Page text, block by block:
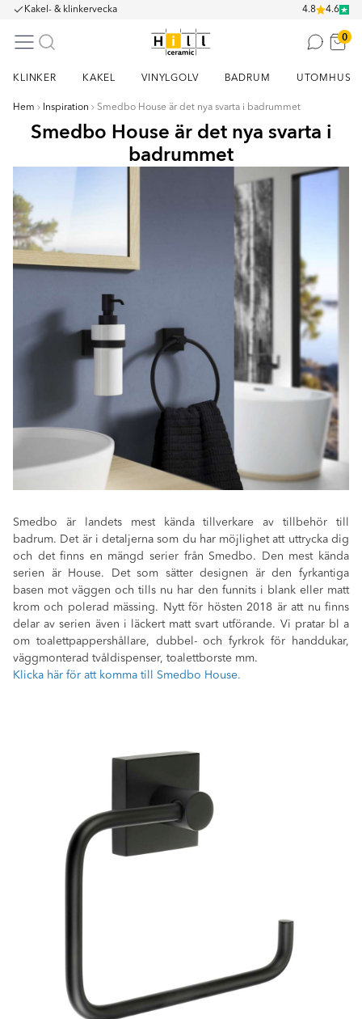
Kakel- & klinkervecka 4.8 4.6
0
KLINKER KAKEL VINYLGOLV BADRUM UTOMHUS
Hem Inspiration Smedbo House är det nya svarta i badrummet
Smedbo House är det nya svarta i
badrummet
Smedbo är landets mest kända tillverkare av tillbehör till
badrum. Det är i detaljerna som du har möjlighet att uttrycka dig
och det finns en mängd serier från Smedbo. Den mest kända
serien är House. Det som sätter designen är den fyrkantiga
basen mot väggen och tills nu har den funnits i blank eller matt
krom och polerad mässing. Nytt för hösten 2018 är att nu finns
delar av serien även i läckert matt svart utförande. Vi pratar bl a
om toalettpappershållare, dubbel- och fyrkrok för handdukar,
väggmonterad tvåldispenser, toalettborste mm.
Klicka här för att komma till Smedbo House.